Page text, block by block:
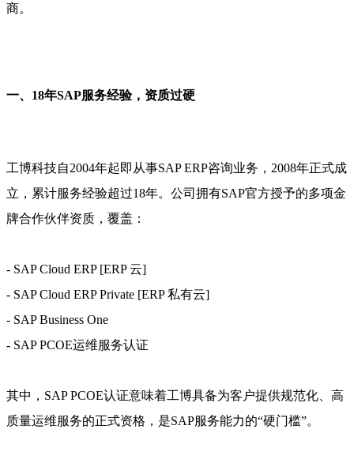
商。
一、18年SAP服务经验，资质过硬
工博科技自2004年起即从事SAP ERP咨询业务，2008年正式成
立，累计服务经验超过18年。公司拥有SAP官方授予的多项金
牌合作伙伴资质，覆盖：
- SAP Cloud ERP [ERP 云]
- SAP Cloud ERP Private [ERP 私有云]
- SAP Business One
- SAP PCOE运维服务认证
其中，SAP PCOE认证意味着工博具备为客户提供规范化、高
质量运维服务的正式资格，是SAP服务能力的“硬门槛”。